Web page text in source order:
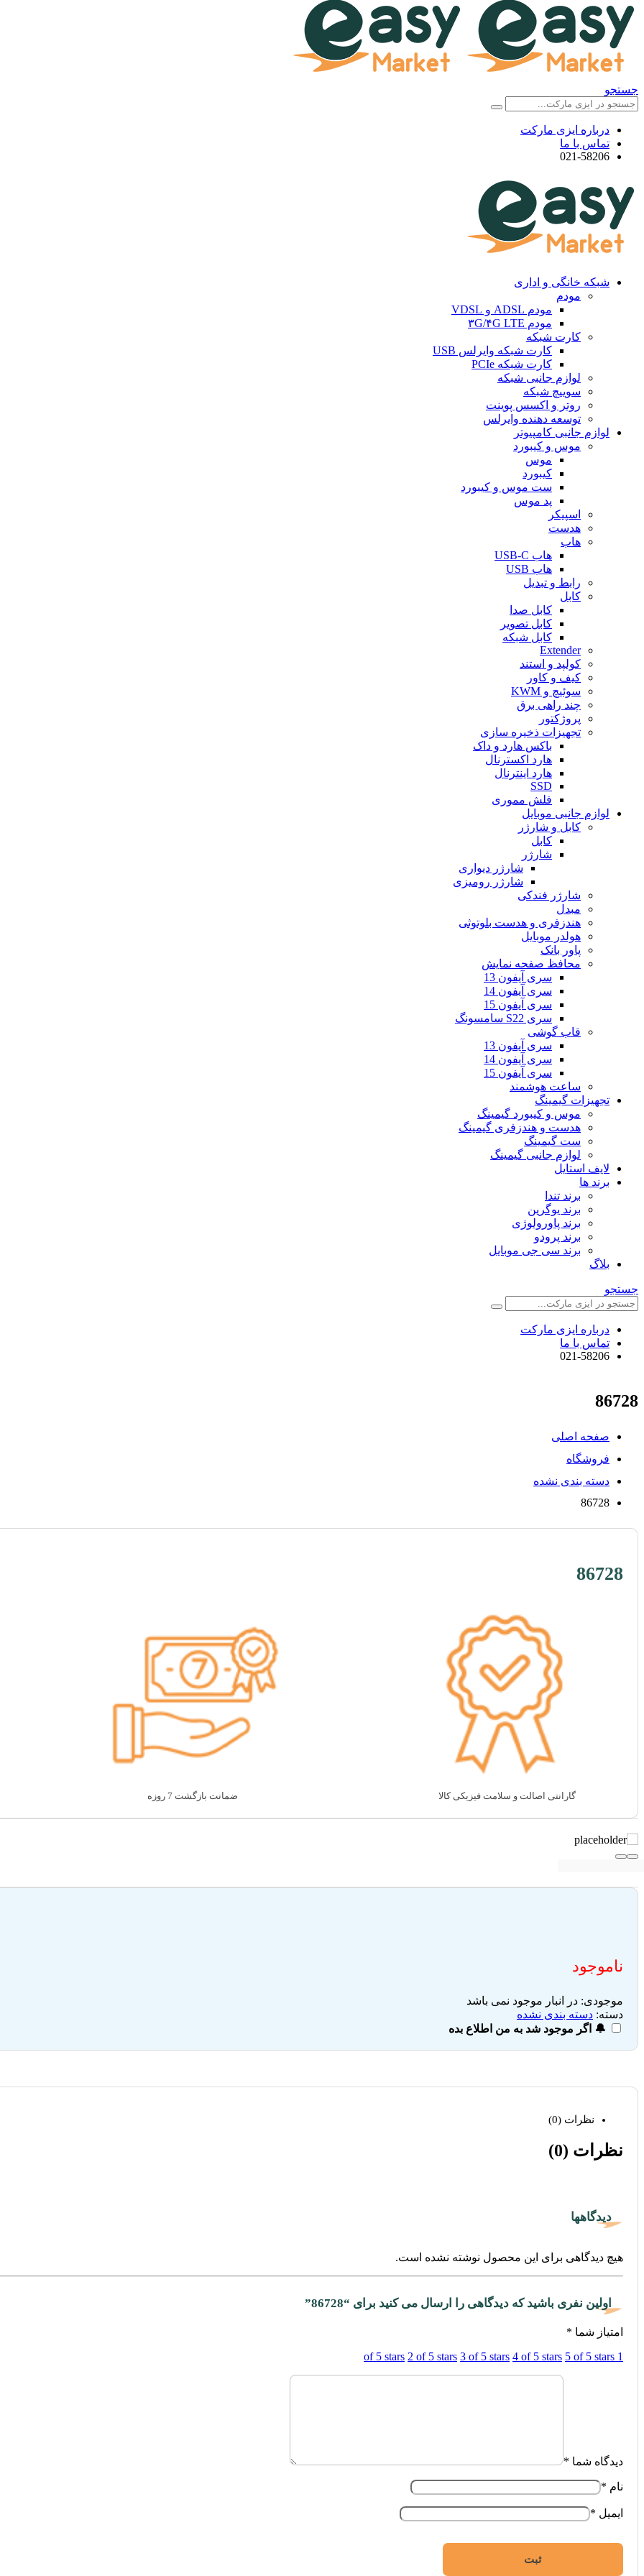
جستجو
درباره ایزی مارکت
تماس با ما
021-58206
شبکه خانگی و اداری
مودم
مودم ADSL و VDSL
مودم ۳G/۴G LTE
کارت شبکه
کارت شبکه وایرلس USB
کارت شبکه PCIe
لوازم جانبی شبکه
سوییچ شبکه
روتر و اکسس پوینت
توسعه دهنده وایرلس
لوازم جانبی کامپیوتر
موس و کیبورد
موس
کیبورد
ست موس و کیبورد
پد موس
اسپیکر
هدست
هاب
هاب USB-C
هاب USB
رابط و تبدیل
کابل
کابل صدا
کابل تصویر
کابل شبکه
Extender
کولپد و استند
کیف و کاور
سوئیچ و KWM
چند راهی برق
پروژکتور
تجهیزات ذخیره سازی
باکس هارد و داک
هارد اکسترنال
هارد اینترنال
SSD
فلش مموری
لوازم جانبی موبایل
کابل و شارژر
کابل
شارژر
شارژر دیواری
شارژر رومیزی
شارژر فندکی
مبدل
هندزفری و هدست بلوتوثی
هولدر موبایل
پاور بانک
محافظ صفحه نمایش
سری آیفون 13
سری آیفون 14
سری آیفون 15
سری S22 سامسونگ
قاب گوشی
سری آیفون 13
سری آیفون 14
سری آیفون 15
ساعت هوشمند
تجهیزات گیمینگ
موس و کیبورد گیمینگ
هدست و هندزفری گیمینگ
ست گیمینگ
لوازم جانبی گیمینگ
لایف استایل
برند ها
برند تندا
برند یوگرین
برند پاورولوژی
برند پرودو
برند سی جی موبایل
بلاگ
جستجو
درباره ایزی مارکت
تماس با ما
021-58206
86728
صفحه اصلی
فروشگاه
دسته بندی نشده
86728
86728
گارانتی اصالت و سلامت فیزیکی کالا ضمانت بازگشت 7 روزه
ناموجود
موجودی: در انبار موجود نمی باشد
دسته: دسته بندی نشده
🔔 اگر موجود شد به من اطلاع بده
نظرات (0)
نظرات (0)
دیدگاهها
هیچ دیدگاهی برای این محصول نوشته نشده است.
اولین نفری باشید که دیدگاهی را ارسال می کنید برای “86728”
امتیاز شما *
1 of 5 stars
2 of 5 stars 3 of 5 stars 4 of 5 stars 5 of 5 stars
دیدگاه شما *
نام *
ایمیل *